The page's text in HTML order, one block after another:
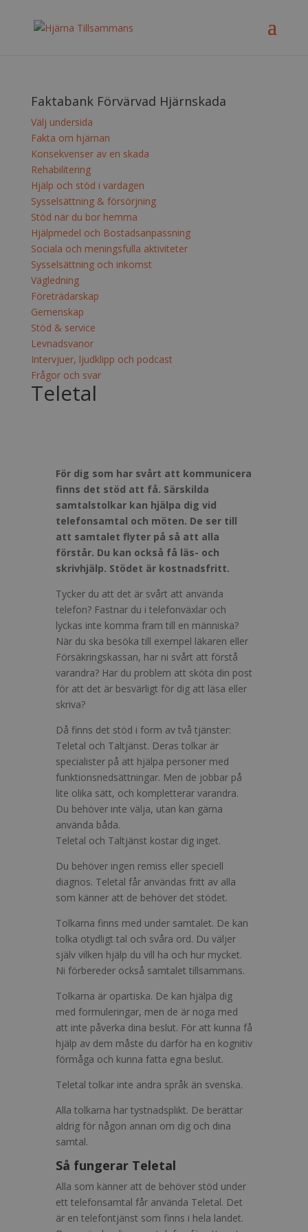
Faktabank Förvärvad Hjärnskada
Välj undersida
Fakta om hjärnan
Konsekvenser av en skada
Rehabilitering
Hjälp och stöd i vardagen
Sysselsättning & försörjning
Stöd när du bor hemma
Hjälpmedel och Bostadsanpassning
Sociala och meningsfulla aktiviteter
Sysselsättning och inkomst
Vägledning
Företrädarskap
Gemenskap
Stöd & service
Levnadsvanor
Intervjuer, ljudklipp och podcast
Frågor och svar
Teletal
För dig som har svårt att kommunicera
finns det stöd att få. Särskilda
samtalstolkar kan hjälpa dig vid
telefonsamtal och möten. De ser till
att samtalet flyter på så att alla
förstår. Du kan också få läs- och
skrivhjälp. Stödet är kostnadsfritt.
Tycker du att det är svårt att använda
telefon? Fastnar du i telefonväxlar och
lyckas inte komma fram till en människa?
När du ska besöka till exempel läkaren eller
Försäkringskassan, har ni svårt att förstå
varandra? Har du problem att sköta din post
för att det är besvärligt för dig att läsa eller
skriva?
Då finns det stöd i form av två tjänster:
Teletal och Taltjänst. Deras tolkar är
specialister på att hjälpa personer med
funktionsnedsättningar. Men de jobbar på
lite olika sätt, och kompletterar varandra.
Du behöver inte välja, utan kan gärna
använda båda.
Teletal och Taltjänst kostar dig inget.
Du behöver ingen remiss eller speciell
diagnos. Teletal får användas fritt av alla
som känner att de behöver det stödet.
Tolkarna finns med under samtalet. De kan
tolka otydligt tal och svåra ord. Du väljer
själv vilken hjälp du vill ha och hur mycket.
Ni förbereder också samtalet tillsammans.
Tolkarna är opartiska. De kan hjälpa dig
med formuleringar, men de är noga med
att inte påverka dina beslut. För att kunna få
hjälp av dem måste du därför ha en kognitiv
förmåga och kunna fatta egna beslut.
Teletal tolkar inte andra språk än svenska.
Alla tolkarna har tystnadsplikt. De berättar
aldrig för någon annan om dig och dina
samtal.
Så fungerar Teletal
Alla som känner att de behöver stöd under
ett telefonsamtal får använda Teletal. Det
är en telefontjänst som finns i hela landet.